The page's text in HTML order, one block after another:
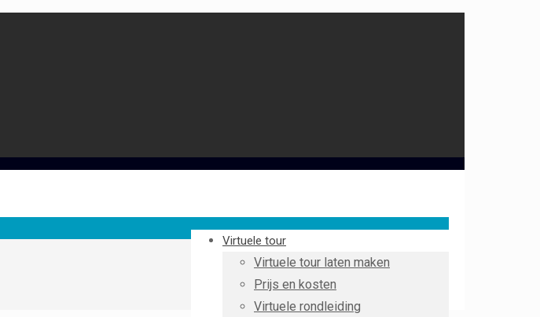
Virtuele tour
Virtuele tour laten maken
Prijs en kosten
Virtuele rondleiding